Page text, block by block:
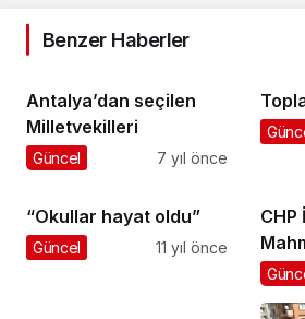
Benzer Haberler
Antalya’dan seçilen
Milletvekilleri
Güncel 7 yıl önce
“Okullar hayat oldu”
Güncel 11 yıl önce
CHP